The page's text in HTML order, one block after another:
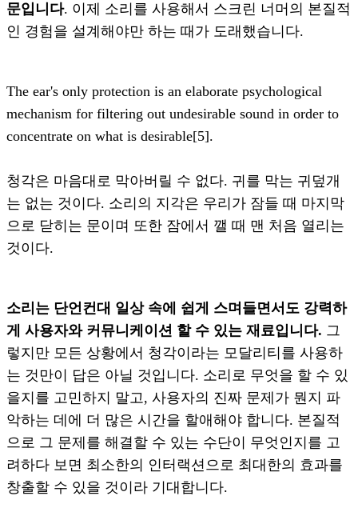
문입니다. 이제 소리를 사용해서 스크린 너머의 본질적
인 경험을 설계해야만 하는 때가 도래했습니다.
The ear's only protection is an elaborate psychological
mechanism for filtering out undesirable sound in order to
concentrate on what is desirable[5].
청각은 마음대로 막아버릴 수 없다. 귀를 막는 귀덮개
는 없는 것이다. 소리의 지각은 우리가 잠들 때 마지막
으로 닫히는 문이며 또한 잠에서 깰 때 맨 처음 열리는
것이다.
소리는 단언컨대 일상 속에 쉽게 스며들면서도 강력하
게 사용자와 커뮤니케이션 할 수 있는 재료입니다. 그
렇지만 모든 상황에서 청각이라는 모달리티를 사용하
는 것만이 답은 아닐 것입니다. 소리로 무엇을 할 수 있
을지를 고민하지 말고, 사용자의 진짜 문제가 뭔지 파
악하는 데에 더 많은 시간을 할애해야 합니다. 본질적
으로 그 문제를 해결할 수 있는 수단이 무엇인지를 고
려하다 보면 최소한의 인터랙션으로 최대한의 효과를
창출할 수 있을 것이라 기대합니다.